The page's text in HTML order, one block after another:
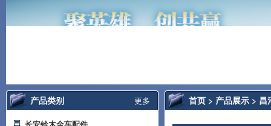
更多
产品类别 首页 > 产品展示 > 昌